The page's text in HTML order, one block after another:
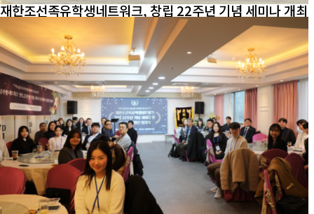
재한조선족유학생네트워크, 창립 22주년 기념 세미나 개최